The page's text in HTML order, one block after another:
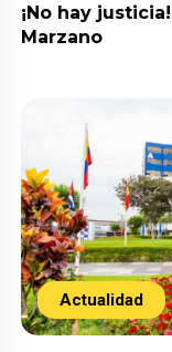
¡No hay
Marzano
Actualidad